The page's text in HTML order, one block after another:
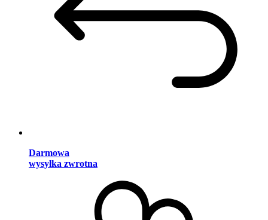
Darmowa
wysyłka zwrotna